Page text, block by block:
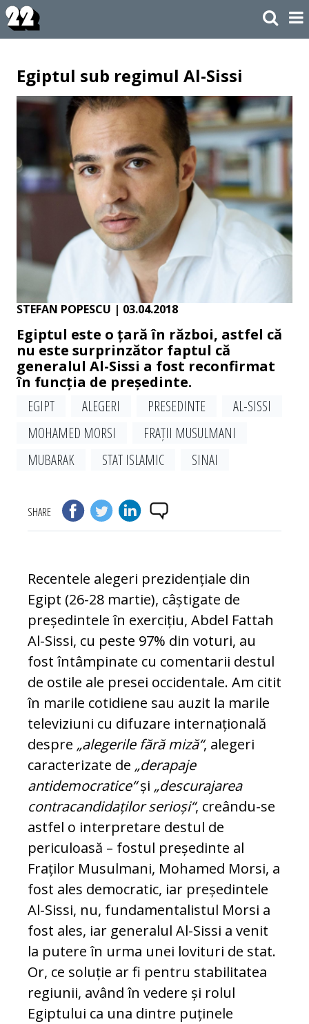
Egiptul sub regimul Al-Sissi
STEFAN POPESCU | 03.04.2018
Egiptul este o țară în război, astfel că
nu este surprinzător faptul că
generalul Al-Sissi a fost reconfirmat
în funcția de președinte.
EGIPT
ALEGERI PRESEDINTE
AL-SISSI
MOHAMED MORSI
FRAȚII MUSULMANI
MUBARAK
STAT ISLAMIC SINAI
SHARE
Recentele alegeri prezidențiale din
Egipt (26-28 martie), câștigate de
președintele în exercițiu, Abdel Fattah
Al-Sissi, cu peste 97% din voturi, au
fost întâmpinate cu comentarii destul
de ostile ale presei occidentale. Am citit
în marile cotidiene sau auzit la marile
televiziuni cu difuzare internațională
despre „alegerile fără miză“, alegeri
caracterizate de „derapaje
antidemocratice“și „descurajarea
contracandidațilorserioși“, creându-se
astfel o interpretare destul de
periculoasă – fostul președinte al
Fraților Musulmani, Mohamed Morsi, a
fost ales democratic, iar președintele
Al-Sissi, nu, fundamentalistul Morsi a
fost ales, iar generalul Al-Sissi a venit
la putere în urma unei lovituri de stat.
Or, ce soluție ar fi pentru stabilitatea
regiunii, având în vedere și rolul
Egiptului ca una dintre puținele